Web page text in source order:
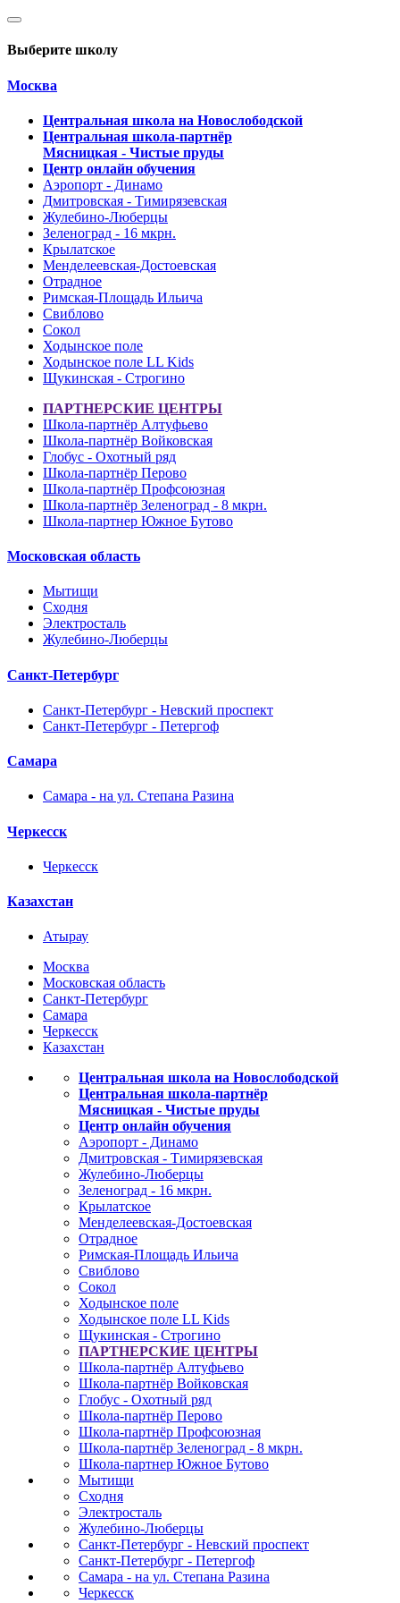
Выберите школу
Москва
Центральная школа на Новослободской
Центральная школа-партнёр
Мясницкая - Чистые пруды
Центр онлайн обучения
Аэропорт - Динамо
Дмитровская - Тимирязевская
Жулебино-Люберцы
Зеленоград - 16 мкрн.
Крылатское
Менделеевская-Достоевская
Отрадное
Римская-Площадь Ильича
Свиблово
Сокол
Ходынское поле
Ходынское поле LL Kids
Щукинская - Строгино
ПАРТНЕРСКИЕ ЦЕНТРЫ
Школа-партнёр Алтуфьево
Школа-партнёр Войковская
Глобус - Охотный ряд
Школа-партнёр Перово
Школа-партнёр Профсоюзная
Школа-партнёр Зеленоград - 8 мкрн.
Школа-партнер Южное Бутово
Московская область
Мытищи
Сходня
Электросталь
Жулебино-Люберцы
Санкт-Петербург
Санкт-Петербург - Невский проспект
Санкт-Петербург - Петергоф
Самара
Самара - на ул. Степана Разина
Черкесск
Черкесск
Казахстан
Атырау
Москва
Московская область
Санкт-Петербург
Самара
Черкесск
Казахстан
Центральная школа на Новослободской
Центральная школа-партнёр
Мясницкая - Чистые пруды
Центр онлайн обучения
Аэропорт - Динамо
Дмитровская - Тимирязевская
Жулебино-Люберцы
Зеленоград - 16 мкрн.
Крылатское
Менделеевская-Достоевская
Отрадное
Римская-Площадь Ильича
Свиблово
Сокол
Ходынское поле
Ходынское поле LL Kids
Щукинская - Строгино
ПАРТНЕРСКИЕ ЦЕНТРЫ
Школа-партнёр Алтуфьево
Школа-партнёр Войковская
Глобус - Охотный ряд
Школа-партнёр Перово
Школа-партнёр Профсоюзная
Школа-партнёр Зеленоград - 8 мкрн.
Школа-партнер Южное Бутово
Мытищи
Сходня
Электросталь
Жулебино-Люберцы
Санкт-Петербург - Невский проспект
Санкт-Петербург - Петергоф
Самара - на ул. Степана Разина
Черкесск